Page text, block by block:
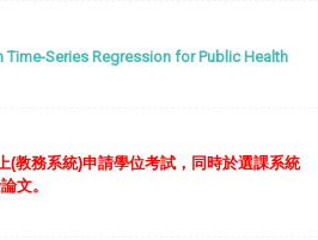
Series Regression for Public Health
(教務系統)申請學位考試，同時於選課系統
文。